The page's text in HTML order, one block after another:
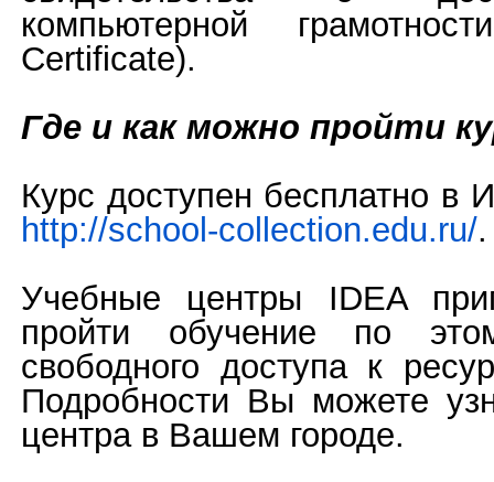
компьютерной
Certificate).
Где и как можно пройти
Курс доступен бесплатно в
http://school-collection.edu.ru/.
Учебные центры IDEA
пройти обучение по
свободного доступа к
Подробности Вы можете
центра в Вашем городе.